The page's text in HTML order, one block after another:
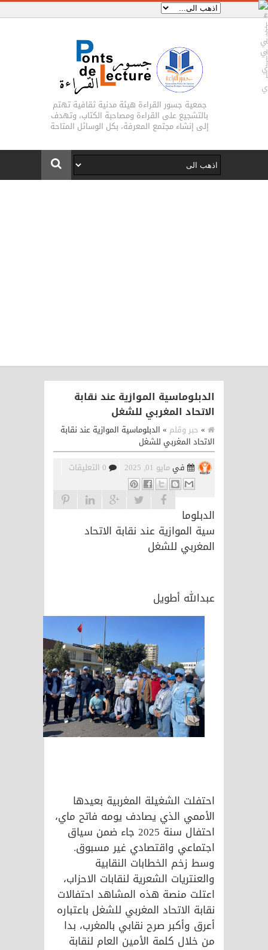
جمعية جسور القراءة هيئة مدنية ثقافية تهتم
بالتشجيع على القراءة ومصاحبة الكتاب، وتهدف
إلى إنشاء مجتمع المعرفة، بكل الوسائل المتاحة
الدبلوماسية الموازية عند نقابة
الاتحاد المغربي للشغل
» حبر وقلم » الدبلوماسية الموازية عند نقابة
الاتحاد المغربي للشغل
فيمايو 01, 2025 0 التعليقات
الدبلوما
سية الموازية عند نقابة الاتحاد
المغربي للشغل
عبدالله أطويل
احتفلت الشغيلة المغربية بعيدها
الأممي الذي يصادف يومه فاتح ماي،
احتفال سنة 2025 جاء ضمن سياق
اجتماعي واقتصادي غير مسبوق.
وسط زخم الخطابات النقابية
والعنتريات الشعرية لنقابات الاحزاب،
اعتلت منصة هذه المشاهد احتفالات
نقابة الاتحاد المغربي للشغل باعتباره
أعرق وأكبر صرح نقابي بالمغرب، بدا
من خلال كلمة الأمين العام لنقابة